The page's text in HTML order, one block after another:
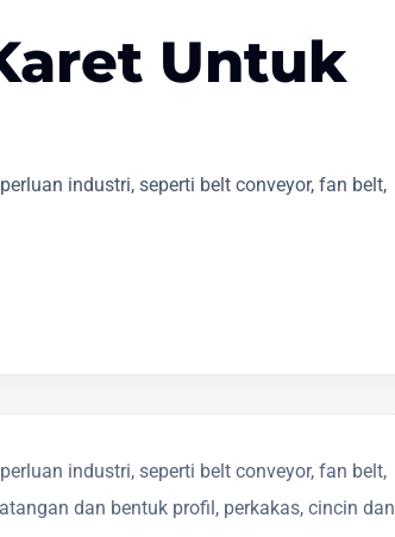
Untuk
industri, seperti belt conveyor, fan belt,
industri, seperti belt conveyor, fan belt,
dan bentuk profil, perkakas, cincin dan